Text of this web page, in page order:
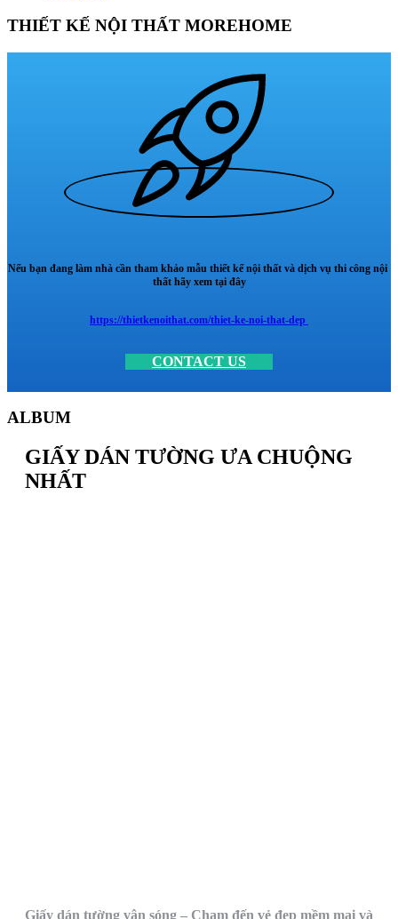
THIẾT KẾ NỘI THẤT MOREHOME
Nếu bạn đang làm nhà cần tham khảo mẫu thiết kế nội thất và dịch vụ thi công nội
thất hãy xem tại đây
https://thietkenoithat.com/thiet-ke-noi-that-dep
CONTACT US
ALBUM
GIẤY DÁN TƯỜNG ƯA CHUỘNG
NHẤT
Giấy dán tường vân sóng – Chạm đến vẻ đẹp mềm mại và